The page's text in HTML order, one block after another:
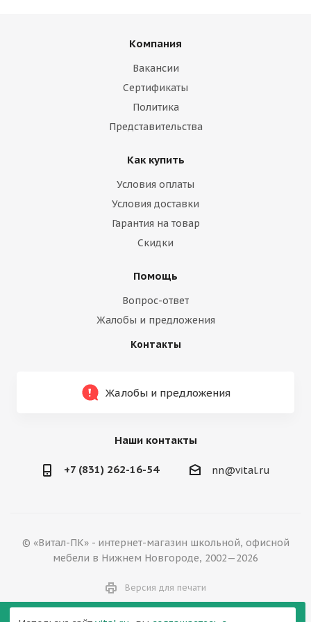
Компания
Вакансии
Сертификаты
Политика
Представительства
Как купить
Условия оплаты
Условия доставки
Гарантия на товар
Скидки
Помощь
Вопрос-ответ
Жалобы и предложения
Контакты
Жалобы и предложения
Наши контакты
+7 (831) 262-16-54 nn@vital.ru
© «Витал-ПК» - интернет-магазин школьной, офисной
мебели в Нижнем Новгороде, 2002—2026
Версия для печати